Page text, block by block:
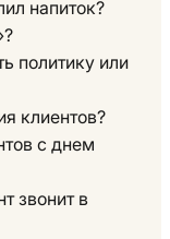
напиток?
политику или
клиентов?
с днем
звонит в